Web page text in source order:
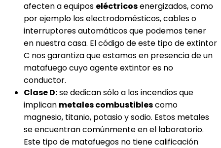
afecten a equipos eléctricosenergizados, como
por ejemplo los electrodomésticos, cables o
interruptores automáticos que podemos tener
en nuestra casa. El código de este tipo de extintor
C nos garantiza que estamos en presencia de un
matafuego cuyo agente extintor es no
conductor.
Clase D:se dedican sólo a los incendios que
implican metales combustiblescomo
magnesio, titanio, potasio y sodio. Estos metales
se encuentran comúnmente en el laboratorio.
Este tipo de matafuegos no tiene calificación